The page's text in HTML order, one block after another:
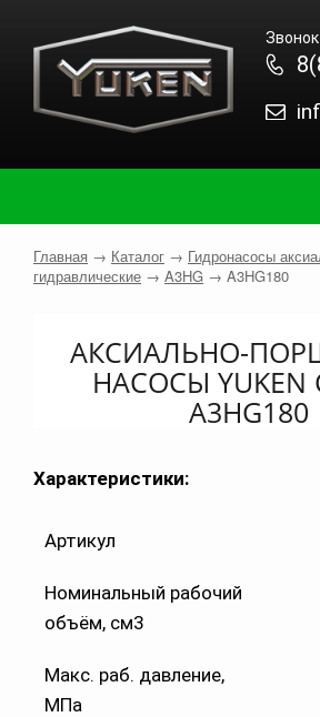
Главная → Каталог → Гидронасосы
гидравлические → A3HG → A3HG180
АКСИАЛЬНО-
НАСОСЫ YUKEN
A3HG180
Характеристики:
Артикул
Номинальный рабочий
объём, см3
Макс. раб. давление,
МПа